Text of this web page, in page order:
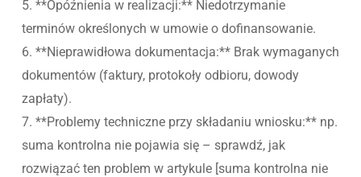
5. **Opóźnienia w realizacji:** Niedotrzymanie
terminów określonych w umowie o dofinansowanie.
6. **Nieprawidłowa dokumentacja:** Brak wymaganych
dokumentów (faktury, protokoły odbioru, dowody
zapłaty).
7. **Problemy techniczne przy składaniu wniosku:** np.
suma kontrolna nie pojawia się – sprawdź, jak
rozwiązać ten problem w artykule [suma kontrolna nie